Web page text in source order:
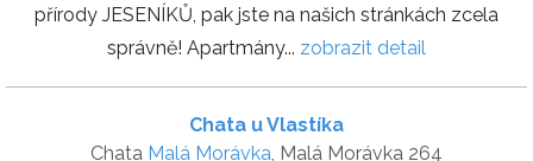
přírody JESENÍKŮ, pak jste na našich stránkách zcela
správně! Apartmány... zobrazit detail
Chata u Vlastíka
Chata Malá Morávka, Malá Morávka 264